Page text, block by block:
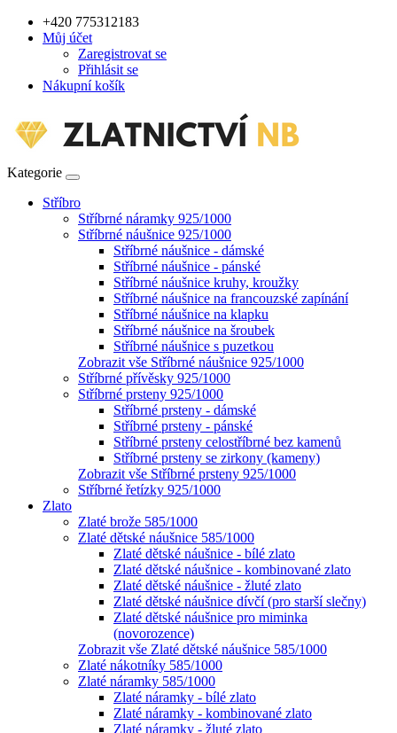
+420 775312183
Můj účet
Zaregistrovat se
Přihlásit se
Nákupní košík
Kategorie
Stříbro
Stříbrné náramky 925/1000
Stříbrné náušnice 925/1000
Stříbrné náušnice - dámské
Stříbrné náušnice - pánské
Stříbrné náušnice kruhy, kroužky
Stříbrné náušnice na francouzské zapínání
Stříbrné náušnice na klapku
Stříbrné náušnice na šroubek
Stříbrné náušnice s puzetkou
Zobrazit vše Stříbrné náušnice 925/1000
Stříbrné přívěsky 925/1000
Stříbrné prsteny 925/1000
Stříbrné prsteny - dámské
Stříbrné prsteny - pánské
Stříbrné prsteny celostříbrné bez kamenů
Stříbrné prsteny se zirkony (kameny)
Zobrazit vše Stříbrné prsteny 925/1000
Stříbrné řetízky 925/1000
Zlato
Zlaté brože 585/1000
Zlaté dětské náušnice 585/1000
Zlaté dětské náušnice - bílé zlato
Zlaté dětské náušnice - kombinované zlato
Zlaté dětské náušnice - žluté zlato
Zlaté dětské náušnice dívčí (pro starší slečny)
Zlaté dětské náušnice pro miminka
(novorozence)
Zobrazit vše Zlaté dětské náušnice 585/1000
Zlaté nákotníky 585/1000
Zlaté náramky 585/1000
Zlaté náramky - bílé zlato
Zlaté náramky - kombinované zlato
Zlaté náramky - žluté zlato